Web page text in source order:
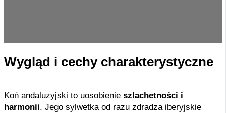
Wygląd i cechy charakterystyczne
Koń andaluzyjski to uosobienie szlachetności i
harmonii. Jego sylwetka od razu zdradza iberyjskie